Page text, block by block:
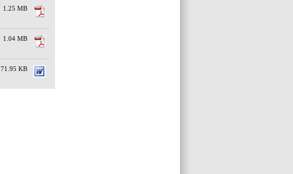
1.25 MB
1.04 MB
71.95 KB